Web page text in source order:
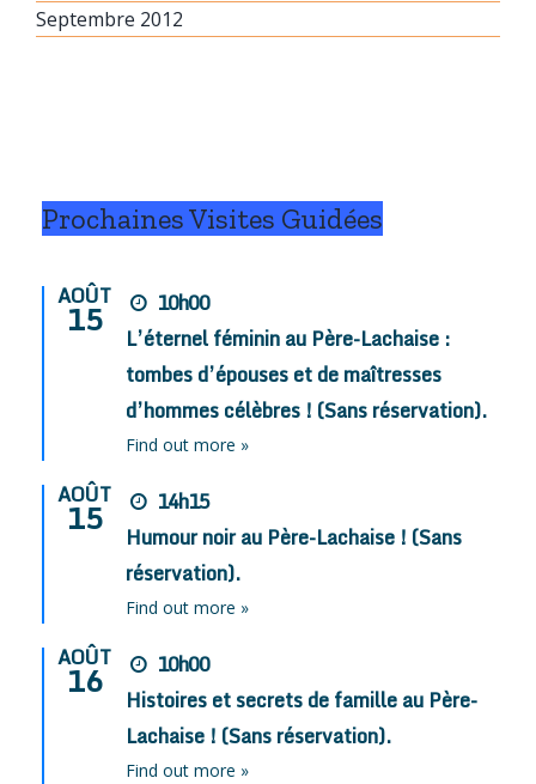
Septembre 2012
Prochaines Visites Guidées
AOÛT
15
10h00
L’éternel féminin au Père-Lachaise :
tombes d’épouses et de maîtresses
d’hommes célèbres ! (Sans réservation).
Find out more »
AOÛT
15
14h15
Humour noir au Père-Lachaise ! (Sans
réservation).
Find out more »
AOÛT
16
10h00
Histoires et secrets de famille au Père-
Lachaise ! (Sans réservation).
Find out more »